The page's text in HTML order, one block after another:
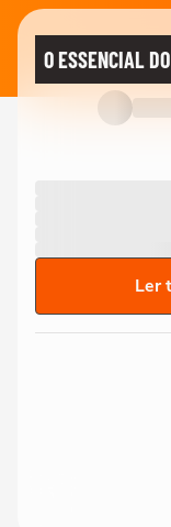
O ESSENCIAL
Ler